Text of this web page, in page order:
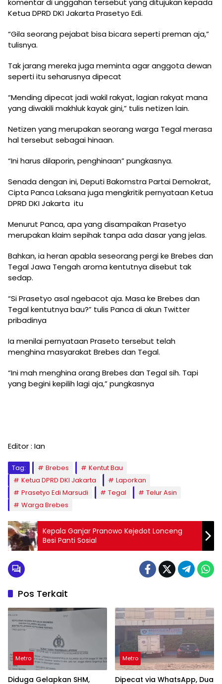
komentar di unggahan tersebut yang ditujukan kepada
Ketua DPRD DKI Jakarta Prasetyo Edi.
“Gila seorang pejabat bisa bicara seperti preman aja,”
tulisnya.
Tak jarang mereka juga meminta agar anggota dewan
seperti itu seharusnya dipecat
“Mending dipecat jadi wakil rakyat, lagian rakyat mana
yang diwakili makhluk kayak gini,” tulis netizen lain.
Netizen yang merupakan seorang warga Tegal merasa
hal tersebut sebagai hinaan.
“Ini harus dilaporin, penghinaan” pungkasnya.
Senada dengan ini, Deputi Bakomstra Partai Demokrat,
Cipta Panca Laksana juga mengkritik pernyataan Ketua
DPRD DKI Jakarta itu
Menurut Panca, apa yang disampaikan Prasetyo
merupakan klaim sepihak tanpa ada dasar yang jelas.
Bahkan, ia heran apabla seseorang pergi ke Brebes dan
Tegal Jawa Tengah aroma kentutnya disebut tak
sedap.
“Si Prasetyo asal ngebacot aja. Masa ke Brebes dan
Tegal kentutnya bau?” tulis Panca di akun Twitter
pribadinya
Ia menilai pernyataan Praseto tersebut telah
menghina masyarakat Brebes dan Tegal.
“Ini mah menghina orang Brebes dan Tegal sih. Tapi
yang begini kepilih lagi aja,” pungkasnya
Editor : Ian
Tag: Brebes
Kentut Bau
Ketua DPRD DKI Jakarta
Laporkan
Prasetyo Edi Marsudi
Tegal
Telur Asin
Warga Brebes
Kepala Ganjar Pranowo Kejedot Lonceng
Besi Panti Sosial
Pos Terkait
Metro
Diduga Gelapkan SHM,
Metro
Dipecat via WhatsApp, Dua